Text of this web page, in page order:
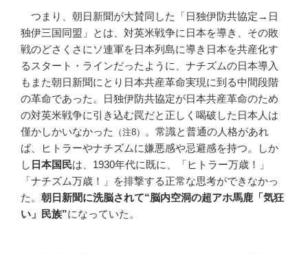
つまり、朝日新聞が大賛同した「日独伊防共協定→日
独伊三国同盟」とは、対英米戦争に日本を導き、その敗
戦のどさくさにソ連軍を日本列島に導き日本を共産化す
るスタート・ラインだったように、ナチズムの日本導入
もまた朝日新聞にとり日本共産革命実現に到る中間段階
の革命であった。日独伊防共協定が日本共産革命のため
の対英米戦争に引き込む罠だと正しく喝破した日本人は
僅かしかいなかった
（注8）
。常識と普通の人格があれ
ば、ヒトラーやナチズムに嫌悪感や忌避感を持つ。しか
し 日本国民は、1930年代に既に、「ヒトラー万歳！」
「ナチズム万歳！」を排撃する正常な思考ができなかっ
た。 朝日新聞に洗脳されて“脳内空洞の超アホ馬鹿「気狂
い」民族”になっていた。